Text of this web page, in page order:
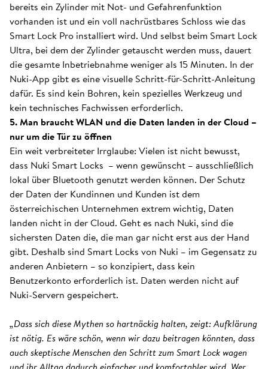
bereits ein Zylinder mit Not- und Gefahrenfunktion
vorhanden ist und ein voll nachrüstbares Schloss wie das
Smart Lock Pro installiert wird. Und selbst beim Smart Lock
Ultra, bei dem der Zylinder getauscht werden muss, dauert
die gesamte Inbetriebnahme weniger als 15 Minuten. In der
Nuki-App gibt es eine visuelle Schritt-für-Schritt-Anleitung
dafür. Es sind kein Bohren, kein spezielles Werkzeug und
kein technisches Fachwissen erforderlich.
5. Man braucht WLAN und die Daten landen in der Cloud –
nur um die Tür zu öffnen
Ein weit verbreiteter Irrglaube: Vielen ist nicht bewusst,
dass Nuki Smart Locks – wenn gewünscht – ausschließlich
lokal über Bluetooth genutzt werden können. Der Schutz
der Daten der Kundinnen und Kunden ist dem
österreichischen Unternehmen extrem wichtig, Daten
landen nicht in der Cloud. Geht es nach Nuki, sind die
sichersten Daten die, die man gar nicht erst aus der Hand
gibt. Deshalb sind Smart Locks von Nuki – im Gegensatz zu
anderen Anbietern – so konzipiert, dass kein
Benutzerkonto erforderlich ist. Daten werden nicht auf
Nuki-Servern gespeichert.
„Dass sich diese Mythen so hartnäckig halten, zeigt: Aufklärung
ist nötig. Es wäre schön, wenn wir dazu beitragen könnten, dass
auch skeptische Menschen den Schritt zum Smart Lock wagen